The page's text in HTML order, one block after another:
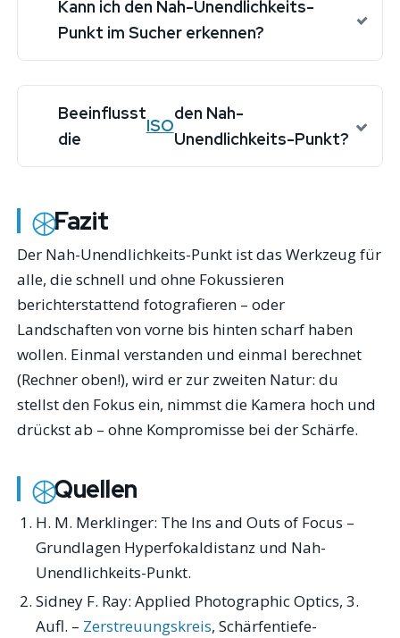
Kann ich den Nah-Unendlichkeits-
Punkt im Sucher erkennen?
Beeinflusst
die
ISO
den Nah-
Unendlichkeits-Punkt?
Fazit
Der Nah-Unendlichkeits-Punkt ist das Werkzeug für
alle, die schnell und ohne Fokussieren
berichterstattend fotografieren – oder
Landschaften von vorne bis hinten scharf haben
wollen. Einmal verstanden und einmal berechnet
(Rechner oben!), wird er zur zweiten Natur: du
stellst den Fokus ein, nimmst die Kamera hoch und
drückst ab – ohne Kompromisse bei der Schärfe.
Quellen
H. M. Merklinger: The Ins and Outs of Focus –
Grundlagen Hyperfokaldistanz und Nah-
Unendlichkeits-Punkt.
Sidney F. Ray: Applied Photographic Optics, 3.
Aufl. – Zerstreuungskreis, Schärfentiefe-